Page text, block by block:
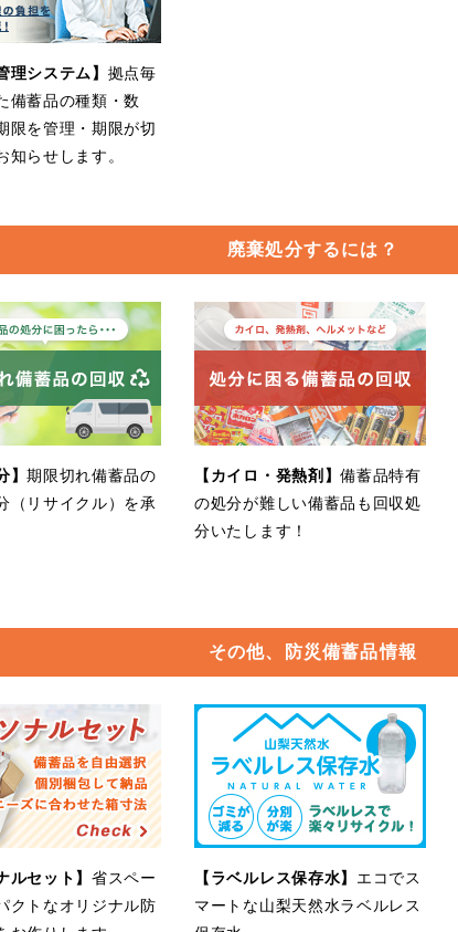
理システム】 拠点毎
備蓄品の種類・数
限を管理・期限が切
知らせします。
廃棄処分するには？
】期限切れ備蓄品の
（リサイクル）を承
【カイロ・発熱剤】備蓄品特有
の処分が難しい備蓄品も回収処
分いたします！
その他、防災備蓄品情報
ルセット】 省スペー
クトなオリジナル防
【ラベルレス保存水】 エコでス
マートな山梨天然水ラベルレス